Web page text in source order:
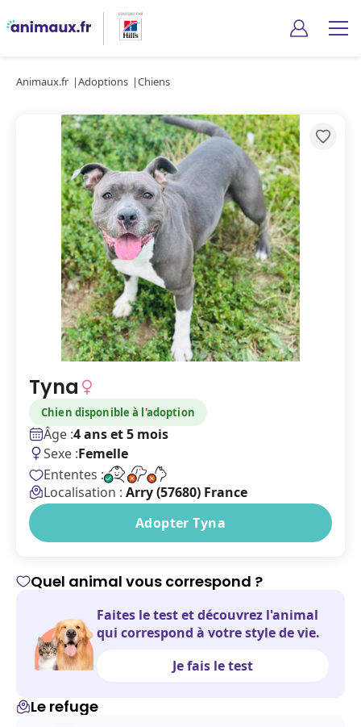
Animaux.fr Adoptions Chiens
Tyna
Chien disponible à l'adoption
Âge :4 ans et 5 mois
Sexe :Femelle
Ententes :
Localisation : Arry (57680) France
Adopter Tyna
Quel animal vous correspond ?
Faites le test et découvrez l'animal
qui correspond à votre style de vie.
Je fais le test
Le refuge